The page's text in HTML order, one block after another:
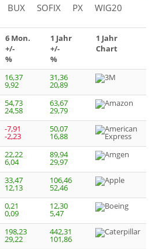
BUX SOFIX PX WIG20
6 Mon.
+/-
%
1 Jahr
+/-
%
1 Jahr
Chart
16,37
9,92
31,36
20,89
54,73
24,58
63,67
29,79
-7,91
-2,23
50,07
16,88
22,22
6,04
89,94
29,97
33,47
12,13
106,46
52,46
0,21
0,09
12,30
5,47
198,23
29,22
442,31
101,86